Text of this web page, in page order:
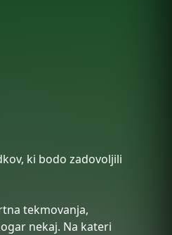
ki bodo zadovoljili
tekmovanja,
nekaj. Na kateri